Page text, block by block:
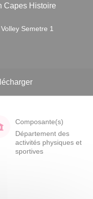
Capes Histoire
Volley Semetre 1
Composante(s)
Département des
activités physiques et
sportives